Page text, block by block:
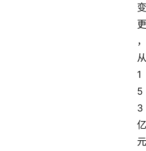
变
更
，
从
1
5
3
亿
元